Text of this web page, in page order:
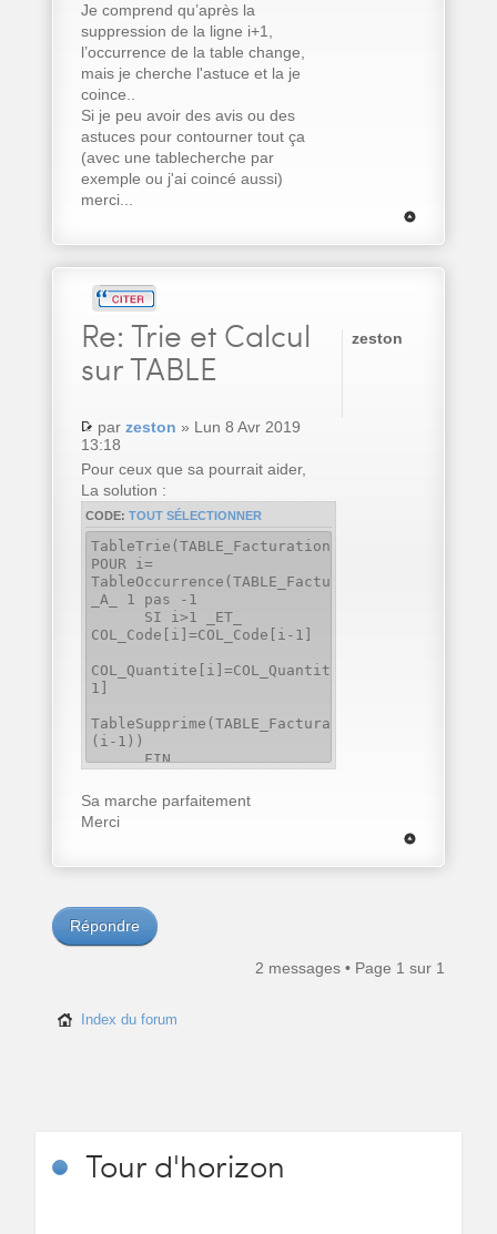
Je comprend qu’après la
suppression de la ligne i+1,
l’occurrence de la table change,
mais je cherche l'astuce et la je
coince..
Si je peu avoir des avis ou des
astuces pour contourner tout ça
(avec une tablecherche par
exemple ou j'ai coincé aussi)
merci...
Re: Trie et Calcul
sur TABLE
par zeston » Lun 8 Avr 2019
13:18
Pour ceux que sa pourrait aider,
La solution :
CODE: TOUT SÉLECTIONNER
TableTrie(TABLE_Facturation,COL_Code..Nom)
POUR i=
TableOccurrence(TABLE_Facturation)
_A_ 1 pas -1
SI i>1 _ET_
COL_Code[i]=COL_Code[i-1]
1]
TableSupprime(TABLE_Facturation,
(i-1))
FIN
Sa marche parfaitement
Merci
zeston
Répondre
2 messages • Page 1 sur 1
Index du forum
Tourd'horizon